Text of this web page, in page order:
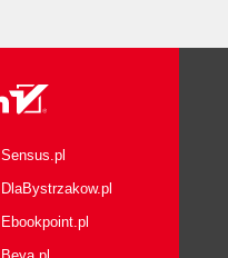
Sensus.pl
DlaBystrzakow.pl
Ebookpoint.pl